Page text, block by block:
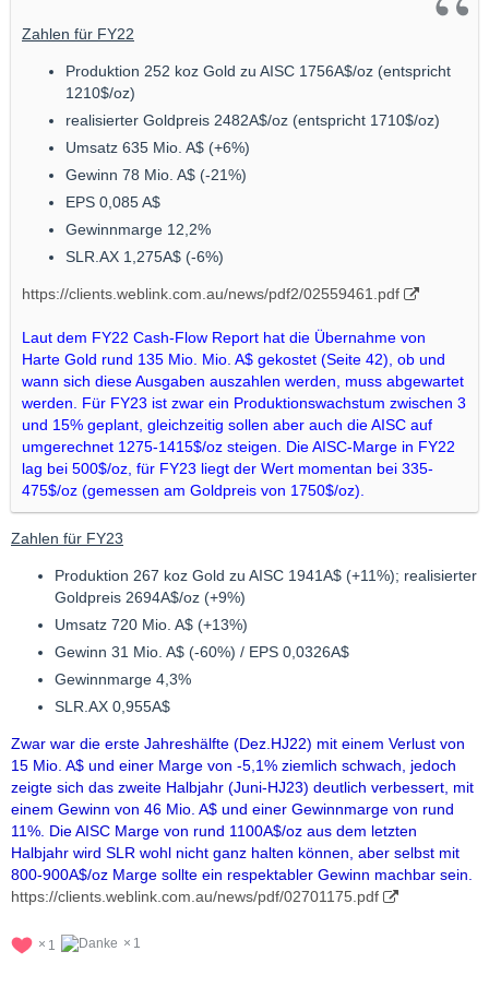
Zahlen für FY22
Produktion 252 koz Gold zu AISC 1756A$/oz (entspricht
1210$/oz)
realisierter Goldpreis 2482A$/oz (entspricht 1710$/oz)
Umsatz 635 Mio. A$ (+6%)
Gewinn 78 Mio. A$ (-21%)
EPS 0,085 A$
Gewinnmarge 12,2%
SLR.AX 1,275A$ (-6%)
https://clients.weblink.com.au/news/pdf2/02559461.pdf
Laut dem FY22 Cash-Flow Report hat die Übernahme von
Harte Gold rund 135 Mio. Mio. A$ gekostet (Seite 42), ob und
wann sich diese Ausgaben auszahlen werden, muss abgewartet
werden. Für FY23 ist zwar ein Produktionswachstum zwischen 3
und 15% geplant, gleichzeitig sollen aber auch die AISC auf
umgerechnet 1275-1415$/oz steigen. Die AISC-Marge in FY22
lag bei 500$/oz, für FY23 liegt der Wert momentan bei 335-
475$/oz (gemessen am Goldpreis von 1750$/oz).
Zahlen für FY23
Produktion 267 koz Gold zu AISC 1941A$ (+11%); realisierter
Goldpreis 2694A$/oz (+9%)
Umsatz 720 Mio. A$ (+13%)
Gewinn 31 Mio. A$ (-60%) / EPS 0,0326A$
Gewinnmarge 4,3%
SLR.AX 0,955A$
Zwar war die erste Jahreshälfte (Dez.HJ22) mit einem Verlust von
15 Mio. A$ und einer Marge von -5,1% ziemlich schwach, jedoch
zeigte sich das zweite Halbjahr (Juni-HJ23) deutlich verbessert, mit
einem Gewinn von 46 Mio. A$ und einer Gewinnmarge von rund
11%. Die AISC Marge von rund 1100A$/oz aus dem letzten
Halbjahr wird SLR wohl nicht ganz halten können, aber selbst mit
800-900A$/oz Marge sollte ein respektabler Gewinn machbar sein.
https://clients.weblink.com.au/news/pdf/02701175.pdf
1 1